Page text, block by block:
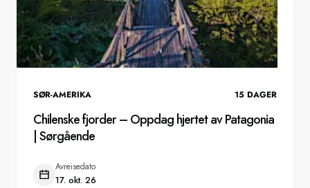
SØR-AMERIKA 15 DAGER
Chilenske fjorder – Oppdag hjertet av Patagonia
| Sørgående
Avreisedato
17. okt. 26